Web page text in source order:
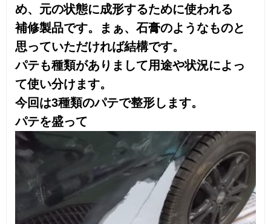
修理してない箇所なのになぜ下処理？と思
われる方もいらっしゃるかもしれません。
通常皆様のおクルマの塗料を作る際、指定
の色を作っても実車とは一致しません。
日焼けや劣化等による変色が起きているか
らです。実車により近い色を何度も
実車に合わせながら色の配合を試みます。
これを「調色」といいます。
それでも残念ながら色は絶対一致すること
は技術的には無理なんです。
そこで「ぼかし」という技法を使い塗装し
ます。
塗装範囲を広げるのでその下地処理を実施
しておきます。